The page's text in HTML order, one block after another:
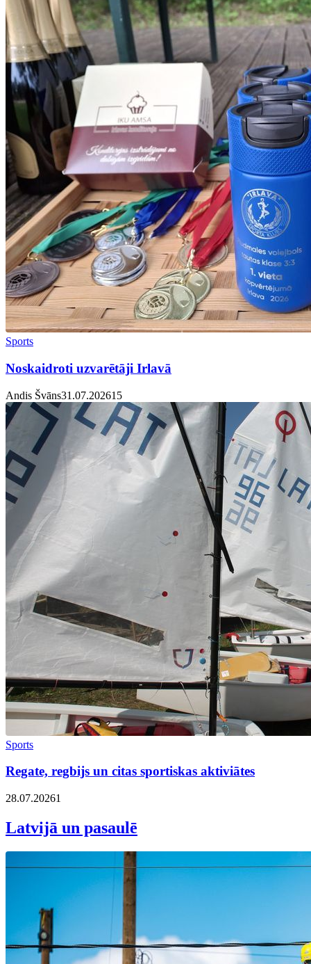
Sports
Noskaidroti uzvarētāji Irlavā
Andis Švāns31.07.20261 5
Sports
Regate, regbijs un citas sportiskas aktiviātes
28.07.20261
Latvijā un pasaulē